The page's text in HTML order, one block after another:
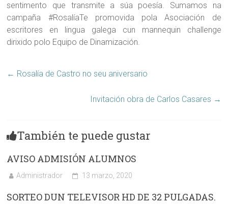
sentimento que transmite a súa poesía. Sumamos na
campaña #RosalíaTe promovida pola Asociación de
escritores en lingua galega cun mannequin challenge
dirixido polo Equipo de Dinamización.
← Rosalía de Castro no seu aniversario
Invitación obra de Carlos Casares →
También te puede gustar
AVISO ADMISIÓN ALUMNOS
Administrador 13 marzo, 2020
SORTEO DUN TELEVISOR HD DE 32 PULGADAS.